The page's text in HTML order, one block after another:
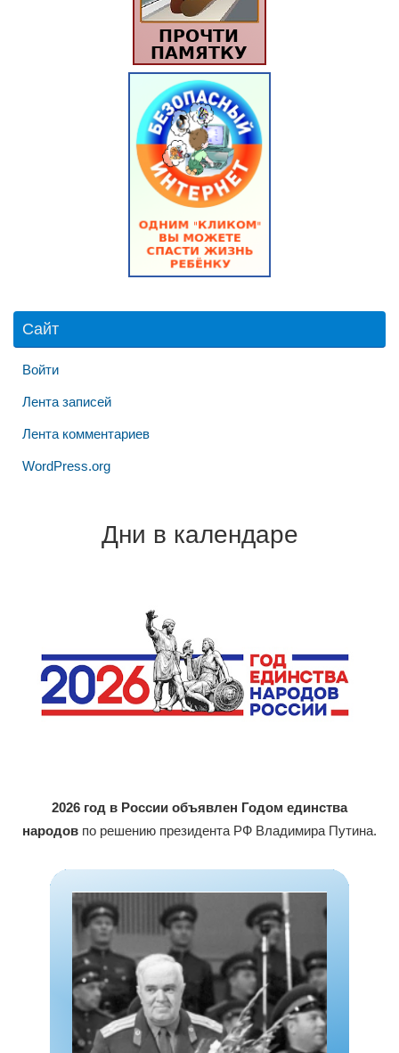
Сайт
Войти
Лента записей
Лента комментариев
WordPress.org
Дни в календаре
2026 год в России объявлен Годом единства
народов по решению президента РФ Владимира Путина.